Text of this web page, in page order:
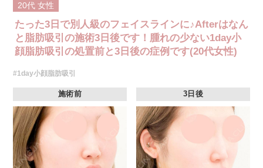
20代 女性
たった3日で別人級のフェイスラインに♪Afterはなん
と脂肪吸引の施術3日後です！腫れの少ない1day小
顔脂肪吸引の処置前と3日後の症例です(20代女性)
#1day小顔脂肪吸引
施術前 3日後